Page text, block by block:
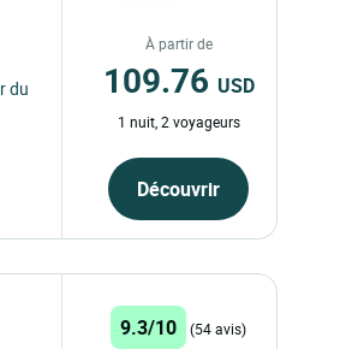
du
À partir de
109.76 USD
1 nuit, 2 voyageurs
Découvrir
9.3/10 (54 avis)